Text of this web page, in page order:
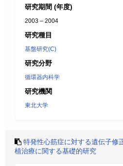
研究期間 (年度)
2003 – 2004
研究種目
基盤研究(C)
研究分野
循環器内科学
研究機関
東北大学
特発性心筋症に対する遺伝子修
植治療に関する基礎的研究